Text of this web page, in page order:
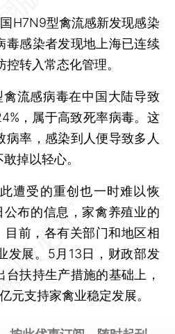
型禽流感新发现感染
毒感染者发现地上海已连续
转入常态化管理。
流感病毒在中国大陆导致
，属于高致死率病毒。这
病率，感染到人便导致多人
掉以轻心。
受的重创也一时难以恢
布的信息，家禽养殖业的
前，各有关部门和地区相
发展。5月13日，财政部发
扶持生产措施的基础上，
元支持家禽业稳定发展。